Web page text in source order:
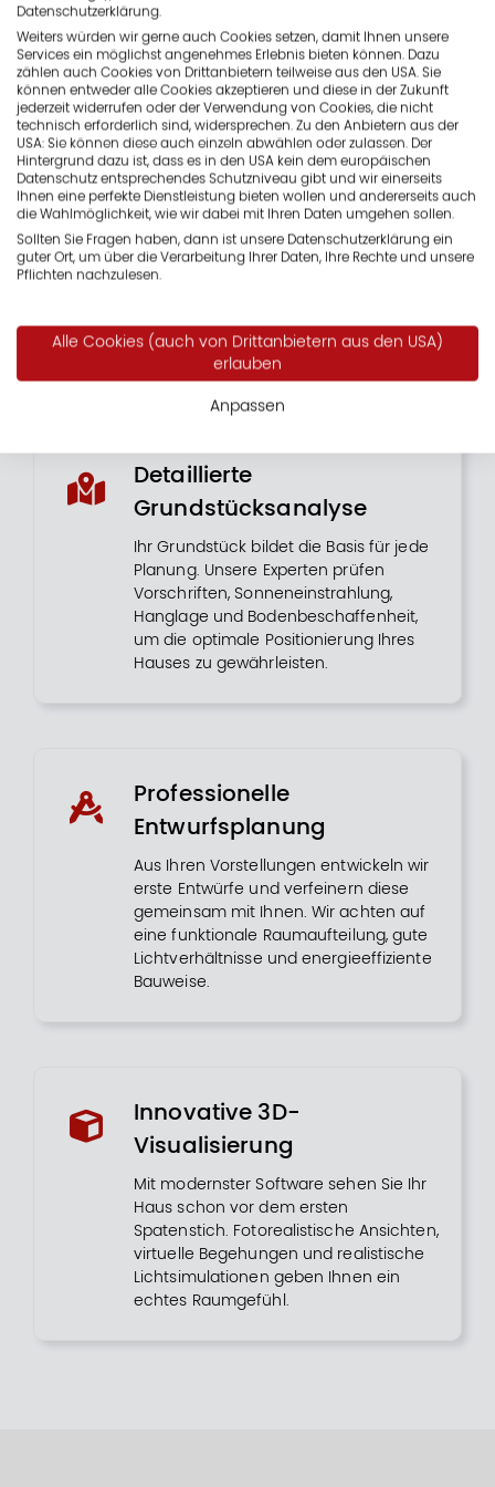
Anforderungen verbindet – transparent, präzise und
zukunftssicher.
Kostenfreie Erstberatung
In einem persönlichen Gespräch
lernen wir Ihre Wünsche kennen und
beraten Sie zu allen wichtigen
Aspekten. Mit der Erfahrung aus über
Lösungsansätze und beantworten Ihre
Fragen ausführlich.
Detaillierte
Grundstücksanalyse
Ihr Grundstück bildet die Basis für jede
Planung. Unsere Experten prüfen
Vorschriften, Sonneneinstrahlung,
Hanglage und Bodenbeschaffenheit,
um die optimale Positionierung Ihres
Hauses zu gewährleisten.
Professionelle
Entwurfsplanung
Aus Ihren Vorstellungen entwickeln wir
erste Entwürfe und verfeinern diese
gemeinsam mit Ihnen. Wir achten auf
eine funktionale Raumaufteilung, gute
Lichtverhältnisse und energieeffiziente
Bauweise.
Innovative 3D-
Visualisierung
Mit modernster Software sehen Sie Ihr
Haus schon vor dem ersten
Spatenstich. Fotorealistische Ansichten,
virtuelle Begehungen und realistische
Lichtsimulationen geben Ihnen ein
echtes Raumgefühl.
Datenschutzerklärung.
Weiters würden wir gerne auch Cookies setzen, damit Ihnen unsere
Services ein möglichst angenehmes Erlebnis bieten können. Dazu
zählen auch Cookies von Drittanbietern teilweise aus den USA. Sie
können entweder alle Cookies akzeptieren und diese in der Zukunft
jederzeit widerrufen oder der Verwendung von Cookies, die nicht
technisch erforderlich sind, widersprechen. Zu den Anbietern aus der
USA: Sie können diese auch einzeln abwählen oder zulassen. Der
Hintergrund dazu ist, dass es in den USA kein dem europäischen
Datenschutz entsprechendes Schutzniveau gibt und wir einerseits
Ihnen eine perfekte Dienstleistung bieten wollen und andererseits auch
die Wahlmöglichkeit, wie wir dabei mit Ihren Daten umgehen sollen.
Sollten Sie Fragen haben, dann ist unsere Datenschutzerklärung ein
guter Ort, um über die Verarbeitung Ihrer Daten, Ihre Rechte und unsere
Pflichten nachzulesen.
Alle Cookies (auch von Drittanbietern aus den USA)
erlauben
Anpassen